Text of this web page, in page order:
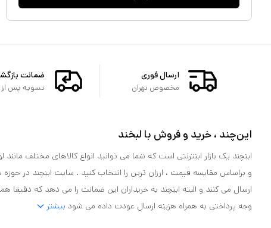
ارسال فوری
مخصوص تهران
ضمانت
تسویه پس از
این‌چند ، خرید و فروش با لبخند
اینچند یک بازار اینترنتی است که شما می توانید انواع کالاهای مختلف مانند
و براساس مقایسه قیمت ، ارزان ترین را انتخاب کنید . سایت اینچند در
ارسال می کنند و البته اینچند به خریداران این ضمانت را می دهد که دقیقا
وجه پرداختی به همراه هزینه ارسال عودت داده می شود بیشتر